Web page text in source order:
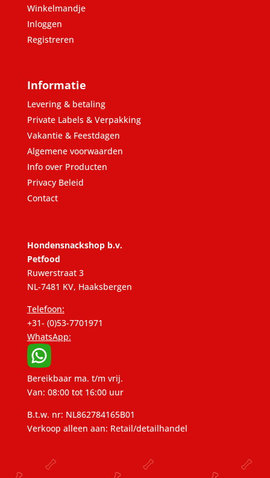
Winkelmandje
Inloggen
Registreren
Informatie
Levering & betaling
Private Labels & Verpakking
Vakantie & Feestdagen
Algemene voorwaarden
Info over Producten
Privacy Beleid
Contact
Hondensnackshop b.v.
Petfood
Ruwerstraat 3
NL-7481 KV, Haaksbergen
Telefoon:
+31- (0)53-7701971
WhatsApp:
Bereikbaar ma. t/m vrij.
Van: 08:00 tot 16:00 uur
B.t.w. nr: NL862784165B01
Verkoop alleen aan: Retail/detailhandel